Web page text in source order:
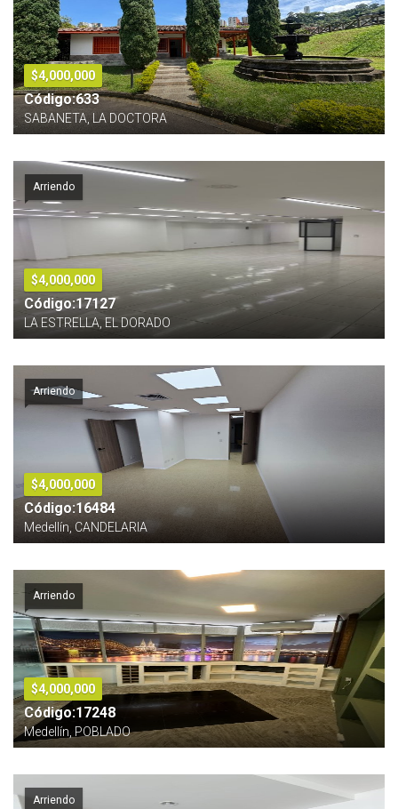
$4,000,000
Código:633
SABANETA, LA DOCTORA
Arriendo
$4,000,000
Código:17127
LA ESTRELLA, EL DORADO
Arriendo
$4,000,000
Código:16484
Medellín, CANDELARIA
Arriendo
$4,000,000
Código:17248
Medellín, POBLADO
Arriendo